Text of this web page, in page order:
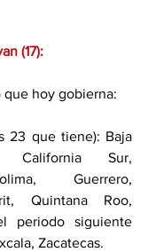
(17):
que hoy gobierna:
23 que tiene): Baja
California Sur,
Guerrero,
Quintana Roo,
periodo siguiente
Zacatecas.